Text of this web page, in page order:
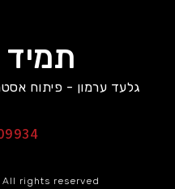
גלעד ערמון - פיתוח
rights reserved